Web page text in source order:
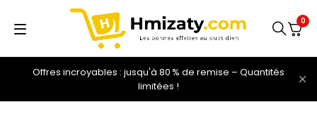
Offres incroyables : jusqu'à 80 % de remise – Quantités
limitées !
0